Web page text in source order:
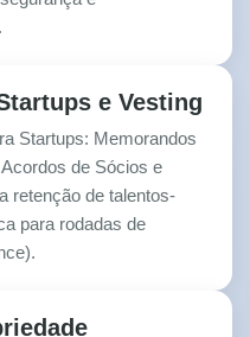
e Vesting
Startups: Memorandos
de Sócios e
retenção de talentos-
para rodadas de